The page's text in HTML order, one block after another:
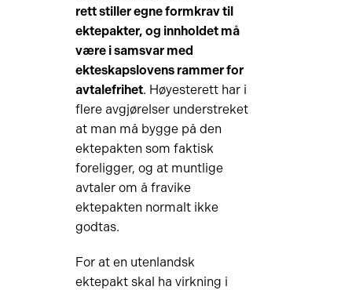
rett stiller egne formkrav til
ektepakter, og innholdet må
være i samsvar med
ekteskapslovens rammer for
avtalefrihet. Høyesterett har i
flere avgjørelser understreket
at man må bygge på den
ektepakten som faktisk
foreligger, og at muntlige
avtaler om å fravike
ektepakten normalt ikke
godtas.
For at en utenlandsk
ektepakt skal ha virkning i